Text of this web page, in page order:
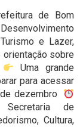
de Bom
e Lazer,
sobre
Uma grande
para acessar
dezembro
Secretaria de
Cultura,